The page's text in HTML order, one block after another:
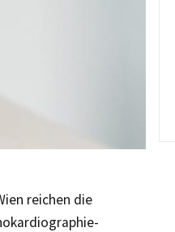
reichen die